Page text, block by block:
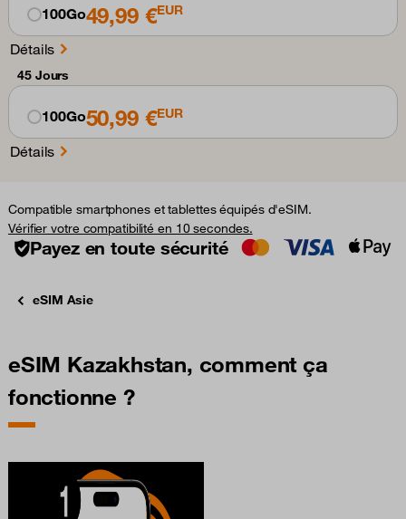
100Go49,99 €EUR
Détails
45 Jours
100Go50,99 €EUR
Détails
Compatible smartphones et tablettes équipés d'eSIM.
Vérifier votre compatibilité en 10 secondes.
Payez en toute sécurité
eSIM Asie
eSIM Kazakhstan, comment ça
fonctionne ?